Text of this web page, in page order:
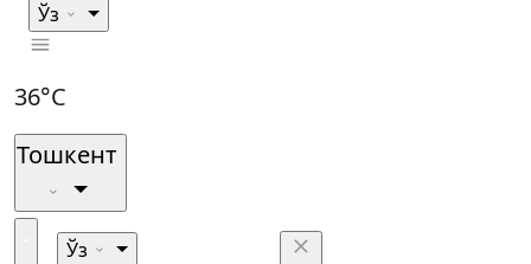
Ўз
36°C
Тошкент
Ўз